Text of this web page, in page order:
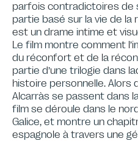
parfois contradictoires de
partie basé sur la vie de la
est un drame intime et
Le film montre comment
du réconfort et de la
partie d’une trilogie dans
histoire personnelle. Alors
Alcarràs se passent dans
film se déroule dans le
Galice, et montre un
espagnole à travers une